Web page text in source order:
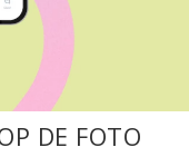
DE FOTO